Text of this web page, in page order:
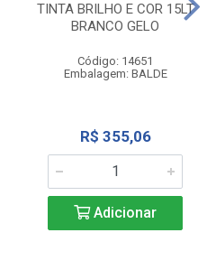
TINTA BRILHO E COR 15LT
BRANCO GELO
Código: 14651
Embalagem: BALDE
R$ 355,06
Adicionar